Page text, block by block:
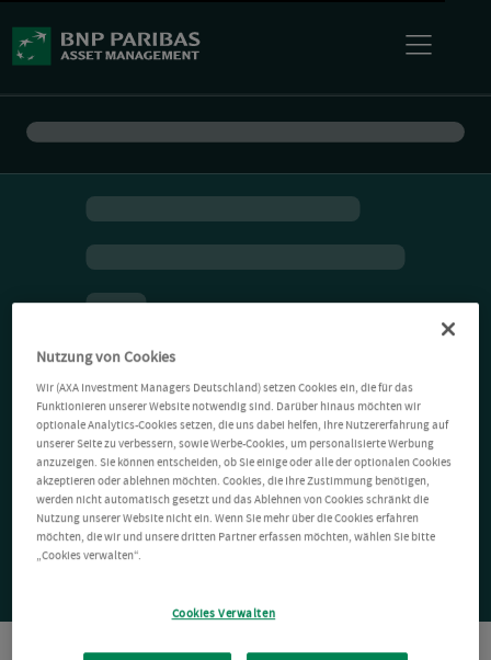
Nutzung von Cookies
Wir (AXA Investment Managers Deutschland) setzen Cookies ein, die für das
Funktionieren unserer Website notwendig sind. Darüber hinaus möchten wir
optionale Analytics-Cookies setzen, die uns dabei helfen, Ihre Nutzererfahrung auf
unserer Seite zu verbessern, sowie Werbe-Cookies, um personalisierte Werbung
anzuzeigen. Sie können entscheiden, ob Sie einige oder alle der optionalen Cookies
akzeptieren oder ablehnen möchten. Cookies, die Ihre Zustimmung benötigen,
werden nicht automatisch gesetzt und das Ablehnen von Cookies schränkt die
Nutzung unserer Website nicht ein. Wenn Sie mehr über die Cookies erfahren
möchten, die wir und unsere dritten Partner erfassen möchten, wählen Sie bitte
„Cookies verwalten“.
Cookies Verwalten